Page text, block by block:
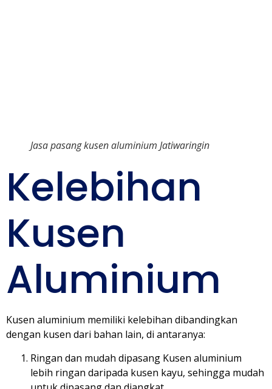
Jasa pasang kusen aluminium Jatiwaringin
Kelebihan
Kusen
Aluminium
Kusen aluminium memiliki kelebihan dibandingkan
dengan kusen dari bahan lain, di antaranya:
Ringan dan mudah dipasang Kusen aluminium
lebih ringan daripada kusen kayu, sehingga mudah